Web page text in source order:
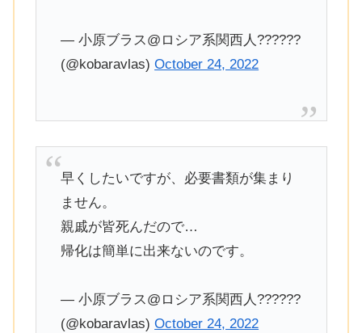
— 小原ブラス@ロシア系関西人??????
(@kobaravlas)October 24, 2022
早くしたいですが、必要書類が集まり
ません。
親戚が皆死んだので…
帰化は簡単に出来ないのです。
— 小原ブラス@ロシア系関西人??????
(@kobaravlas)October 24, 2022